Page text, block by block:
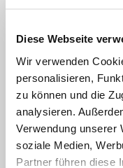
Diese Webseite
Wir verwenden
personalisieren,
zu können und die
analysieren.
Verwendung unserer
soziale Medien,
Partner führen diese
Overbeck hatte
des
genannt
bewusst und
verschleiert